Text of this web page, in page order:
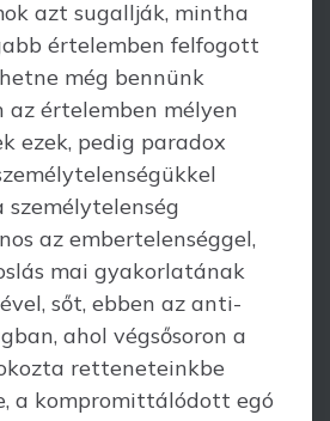
azt sugallják, mintha
értelemben felfogott
még bennünk
az érte­lem­ben mélyen
ezek, pedig paradox
személytelenség
az embertelenséggel,
mai gyakorlatának
sőt, ebben az anti­
ahol végsősoron a
retteneteinkbe
a kompro­mittálódott egó